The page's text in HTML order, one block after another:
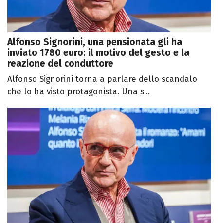
Alfonso Signorini, una pensionata gli ha
inviato 1780 euro: il motivo del gesto e la
reazione del conduttore
Alfonso Signorini torna a parlare dello scandalo
che lo ha visto protagonista. Una s...